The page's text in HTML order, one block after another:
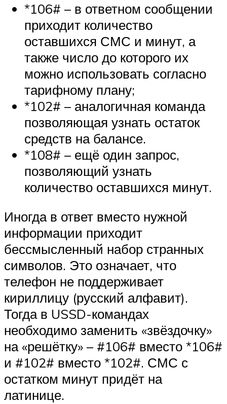
*106# – в ответном сообщении
приходит количество
оставшихся СМС и минут, а
также число до которого их
можно использовать согласно
тарифному плану;
*102# – аналогичная команда
позволяющая узнать остаток
средств на балансе.
*108# – ещё один запрос,
позволяющий узнать
количество оставшихся минут.
Иногда в ответ вместо нужной
информации приходит
бессмысленный набор странных
символов. Это означает, что
телефон не поддерживает
кириллицу (русский алфавит).
Тогда в USSD-командах
необходимо заменить «звёздочку»
на «решётку» – #106# вместо *106#
и #102# вместо *102#. СМС с
остатком минут придёт на
латинице.